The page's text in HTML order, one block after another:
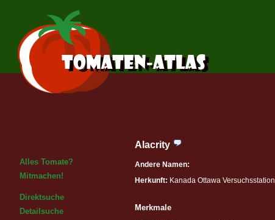
Alles Tomate?
Mitmachen!
Direktsuche
Detailsuche
Alacrity
Andere Namen:
Herkunft: Kanada Ottawa Versuchsstation
Merkmale